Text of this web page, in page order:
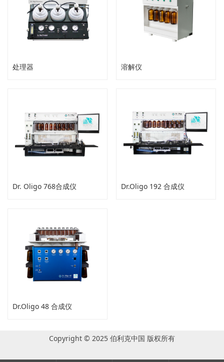
处理器 溶解仪
Dr. Oligo 768合成仪 Dr.Oligo 192 合成仪
Dr.Oligo 48 合成仪
Copyright © 2025 伯利克中国 版权所有